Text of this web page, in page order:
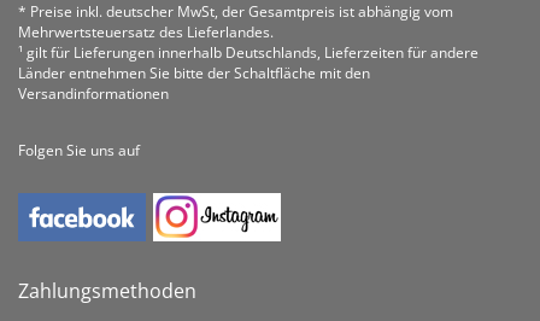
* Preise inkl. deutscher MwSt, der Gesamtpreis ist abhängig vom
Mehrwertsteuersatz des Lieferlandes.
¹ gilt für Lieferungen innerhalb Deutschlands, Lieferzeiten für andere
Länder entnehmen Sie bitte der Schaltfläche mit den
Versandinformationen
Folgen Sie uns auf
Zahlungsmethoden